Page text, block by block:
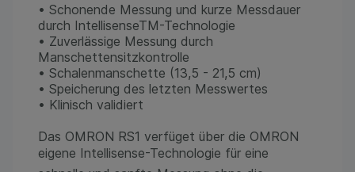
• Schonende Messung und kurze Messdauer
durch IntellisenseTM-Technologie
• Zuverlässige Messung durch
Manschettensitzkontrolle
• Schalenmanschette (13,5 - 21,5 cm)
• Speicherung des letzten Messwertes
• Klinisch validiert
Das OMRON RS1 verfüget über die OMRON
eigene Intellisense-Technologie für eine